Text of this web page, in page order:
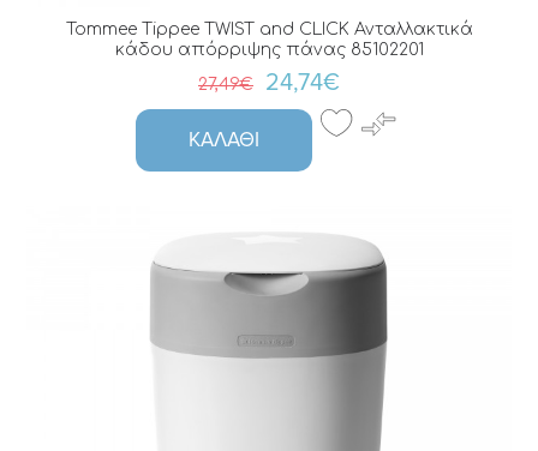
Tommee Tippee TWIST and CLICK Ανταλλακτικά
κάδου απόρριψης πάνας 85102201
27,49€
24,74€
ΚΑΛΆΘΙ